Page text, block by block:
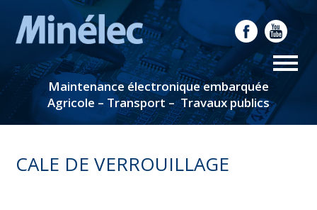
Maintenance électronique embarquée
Agricole – Transport – Travaux publics
CALE DE VERROUILLAGE